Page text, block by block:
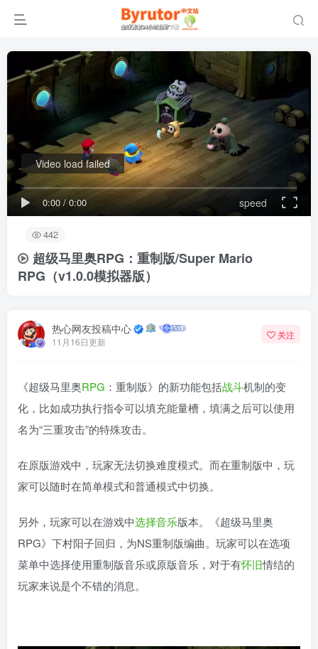
0:00 / 0:00 speed
Video load failed
442
超级马里奥RPG：重制版/Super Mario
RPG （v1.0.0模拟器版）
热心网友投稿中心
11月16日更新
关注
《超级马里奥RPG ：重制版》的新功能包括战斗机制的变
化，比如成功执行指令可以填充能量槽，填满之后可以使用
名为“三重攻击”的特殊攻击。
在原版游戏中，玩家无法切换难度模式。而在重制版中，玩
家可以随时在简单模式和普通模式中切换。
另外，玩家可以在游戏中选择音乐版本。《超级马里奥
RPG》下村阳子回归，为NS重制版编曲。玩家可以在选项
菜单中选择使用重制版音乐或原版音乐，对于有怀旧情结的
玩家来说是个不错的消息。